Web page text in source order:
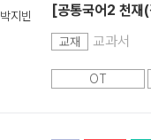
박지빈
[공통국어2 천재
교재 교과서
OT